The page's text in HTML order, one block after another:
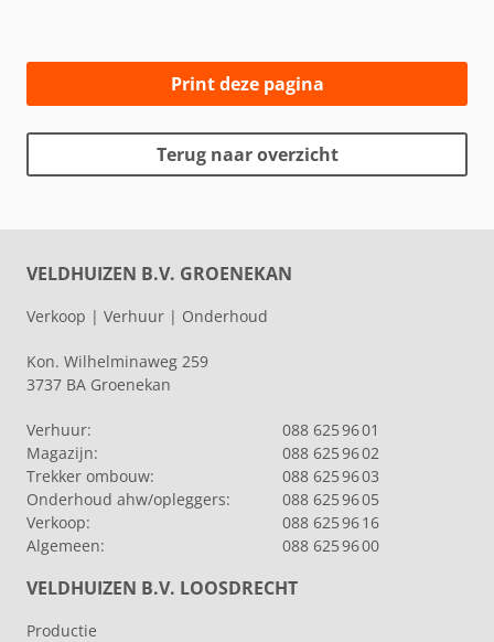
Print deze pagina
Terug naar overzicht
VELDHUIZEN B.V. GROENEKAN
Verkoop | Verhuur | Onderhoud
Kon. Wilhelminaweg 259
3737 BA Groenekan
Verhuur:
088 625 96 01
Magazijn:
088 625 96 02
Trekker ombouw:
088 625 96 03
Onderhoud ahw/opleggers:
088 625 96 05
Verkoop:
088 625 96 16
Algemeen:
088 625 96 00
VELDHUIZEN B.V. LOOSDRECHT
Productie